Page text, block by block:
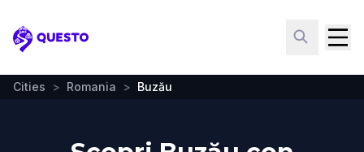
Questo
Cities > Romania > Buzău